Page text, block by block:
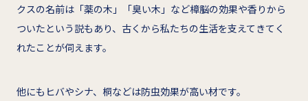
クスの名前は「薬の木」「臭い木」など樟脳の効果や香りから
ついたという説もあり、古くから私たちの生活を支えてきてく
れたことが伺えます。
他にもヒバやシナ、桐などは防虫効果が高い材です。